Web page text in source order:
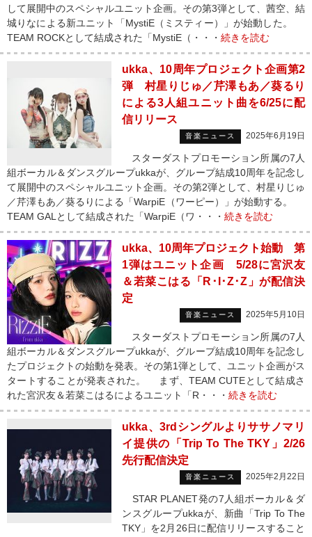
して展開中のスペシャルユニット企画。その第3弾として、茜空、結
城りなによる新ユニット「MystiE（ミスティー）」が始動した。
TEAM ROCKとして結成された「MystiE（・・・ 続きを読む
ukka、10周年プロジェクト企画第2
弾 村星りじゅ／芹澤もあ／葵るり
による3人組ユニット曲を6/25に配
信リリース
音楽ニュース 2025年6月19日
スターダストプロモーション所属の7人
組ボーカル＆ダンスグループukkaが、グループ結成10周年を記念し
て展開中のスペシャルユニット企画。その第2弾として、村星りじゅ
／芹澤もあ／葵るりによる「WarpiE（ワーピー）」が始動する。
TEAM GALとして結成された「WarpiE（ワ・・・ 続きを読む
ukka、10周年プロジェクト始動 第
1弾はユニット企画 5/28に宮沢友
＆若菜こはる「R･I･Z･Z」が配信決
定
音楽ニュース 2025年5月10日
スターダストプロモーション所属の7人
組ボーカル＆ダンスグループukkaが、グループ結成10周年を記念し
たプロジェクトの始動を発表。その第1弾として、ユニット企画がス
タートすることが発表された。 まず、TEAM CUTEとして結成さ
れた宮沢友＆若菜こはるによるユニット「R・・・ 続きを読む
ukka、3rdシングルよりササノマリ
イ提供の「Trip To The TKY」2/26
先行配信決定
音楽ニュース 2025年2月22日
STAR PLANET発の7人組ボーカル＆ダ
ンスグループukkaが、新曲「Trip To The
TKY」を2月26日に配信リリースすること